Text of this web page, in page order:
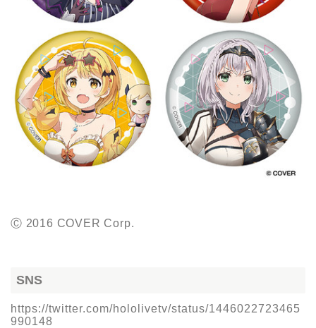
Ⓒ 2016 COVER Corp.
SNS
https://twitter.com/hololivetv/status/1446022723465
990148